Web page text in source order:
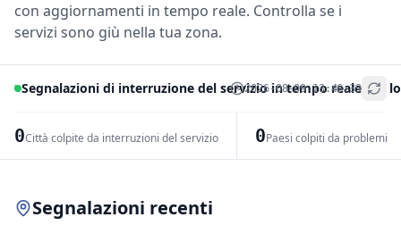
con aggiornamenti in tempo reale. Controlla se i
servizi sono giù nella tua zona.
Segnalazioni di interruzione del servizio in tempo reale per
2026-08-09 13:46:39
0Città colpite da interruzioni del servizio 0Paesi colpiti da problemi
+
Segnalazioni recenti